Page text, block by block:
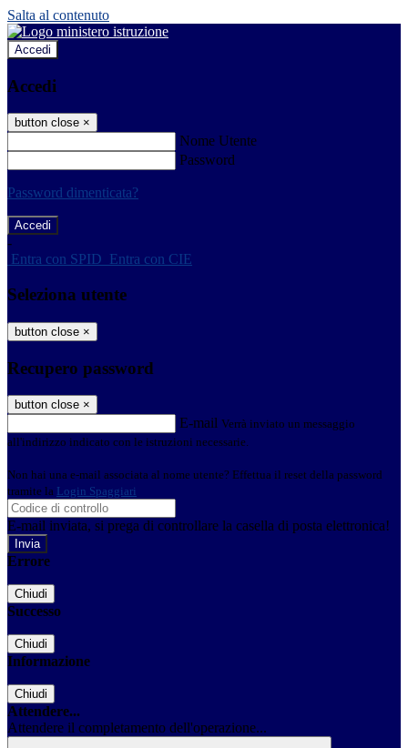
Salta al contenuto
Accedi
Accedi
button close ×
Nome Utente
Password
Password dimenticata?
-
Entra con SPID Entra con CIE
Seleziona utente
button close ×
Recupero password
button close ×
E-mail Verrà inviato un messaggio
all'indirizzo indicato con le istruzioni necessarie.
Non hai una e-mail associata al nome utente? Effettua il reset della password
tramite la Login Spaggiari
E-mail inviata, si prega di controllare la casella di posta elettronica!
Errore
Chiudi
Successo
Chiudi
Informazione
Chiudi
Attendere...
Attendere il completamento dell'operazione...